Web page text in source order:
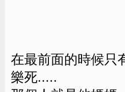
在最前面的時候只
樂死.....